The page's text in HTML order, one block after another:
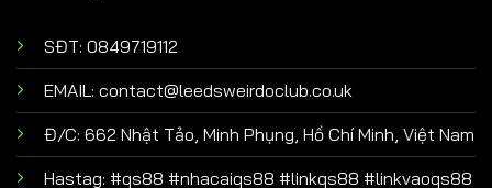
SĐT: 0849719112
EMAIL: contact@leedsweirdoclub.co.uk
Đ/C: 662 Nhật Tảo, Minh Phụng, Hồ Chí Minh, Việt Nam
Hastag: #qs88 #nhacaiqs88 #linkqs88 #linkvaoqs88